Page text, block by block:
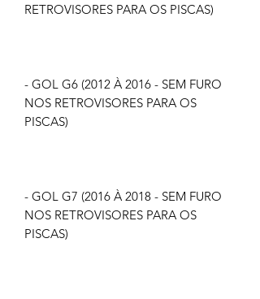
RETROVISORES PARA OS PISCAS)
- GOL G6 (2012 À 2016 - SEM FURO
NOS RETROVISORES PARA OS
PISCAS)
- GOL G7 (2016 À 2018 - SEM FURO
NOS RETROVISORES PARA OS
PISCAS)